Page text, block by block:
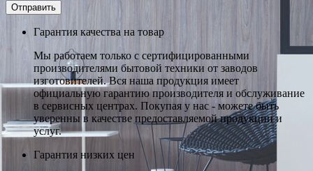
Гарантия качества на товар
Мы работаем только с сертифицированными
производителями бытовой техники от заводов
изготовителей. Вся наша продукция имеет
официальную гарантию производителя и обслуживание
в сервисных центрах. Покупая у нас - можете быть
уверенны в качестве предоставляемой продукции и
услуг.
Гарантия низких цен